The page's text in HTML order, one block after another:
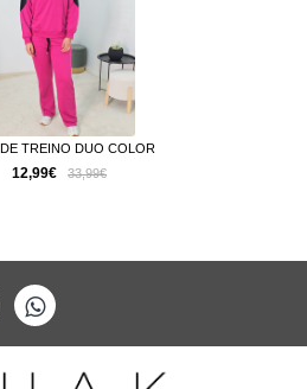
TREINO DUO COLOR
12,99€ 33,99€